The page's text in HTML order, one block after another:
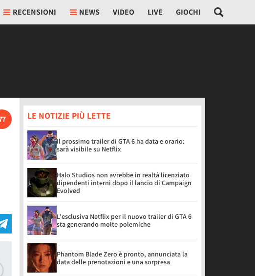
RECENSIONI NEWS VIDEO LIVE GIOCHI
LE NOTIZIE PIÙ LETTE
Il prossimo trailer di GTA 6 ha data e orario:
sarà visibile su Netflix
Halo Studios non avrebbe in realtà licenziato
dipendenti interni dopo il lancio di Campaign
Evolved
L'esclusiva Netflix per il nuovo trailer di GTA 6
sta generando molte polemiche
Phantom Blade Zero è pronto, annunciata la
data delle prenotazioni e una sorpresa